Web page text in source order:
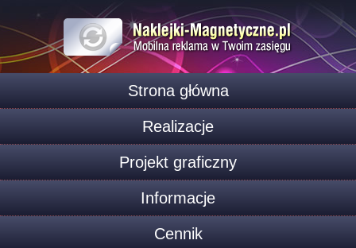
Strona główna
Realizacje
Projekt graficzny
Informacje
Cennik